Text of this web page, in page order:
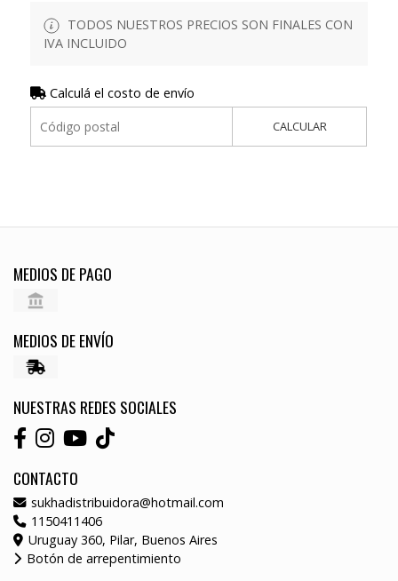
TODOS NUESTROS PRECIOS SON FINALES CON
IVA INCLUIDO
Calculá el costo de envío
CALCULAR
MEDIOS DE PAGO
MEDIOS DE ENVÍO
NUESTRAS REDES SOCIALES
CONTACTO
sukhadistribuidora@hotmail.com
1150411406
Uruguay 360, Pilar, Buenos Aires
Botón de arrepentimiento